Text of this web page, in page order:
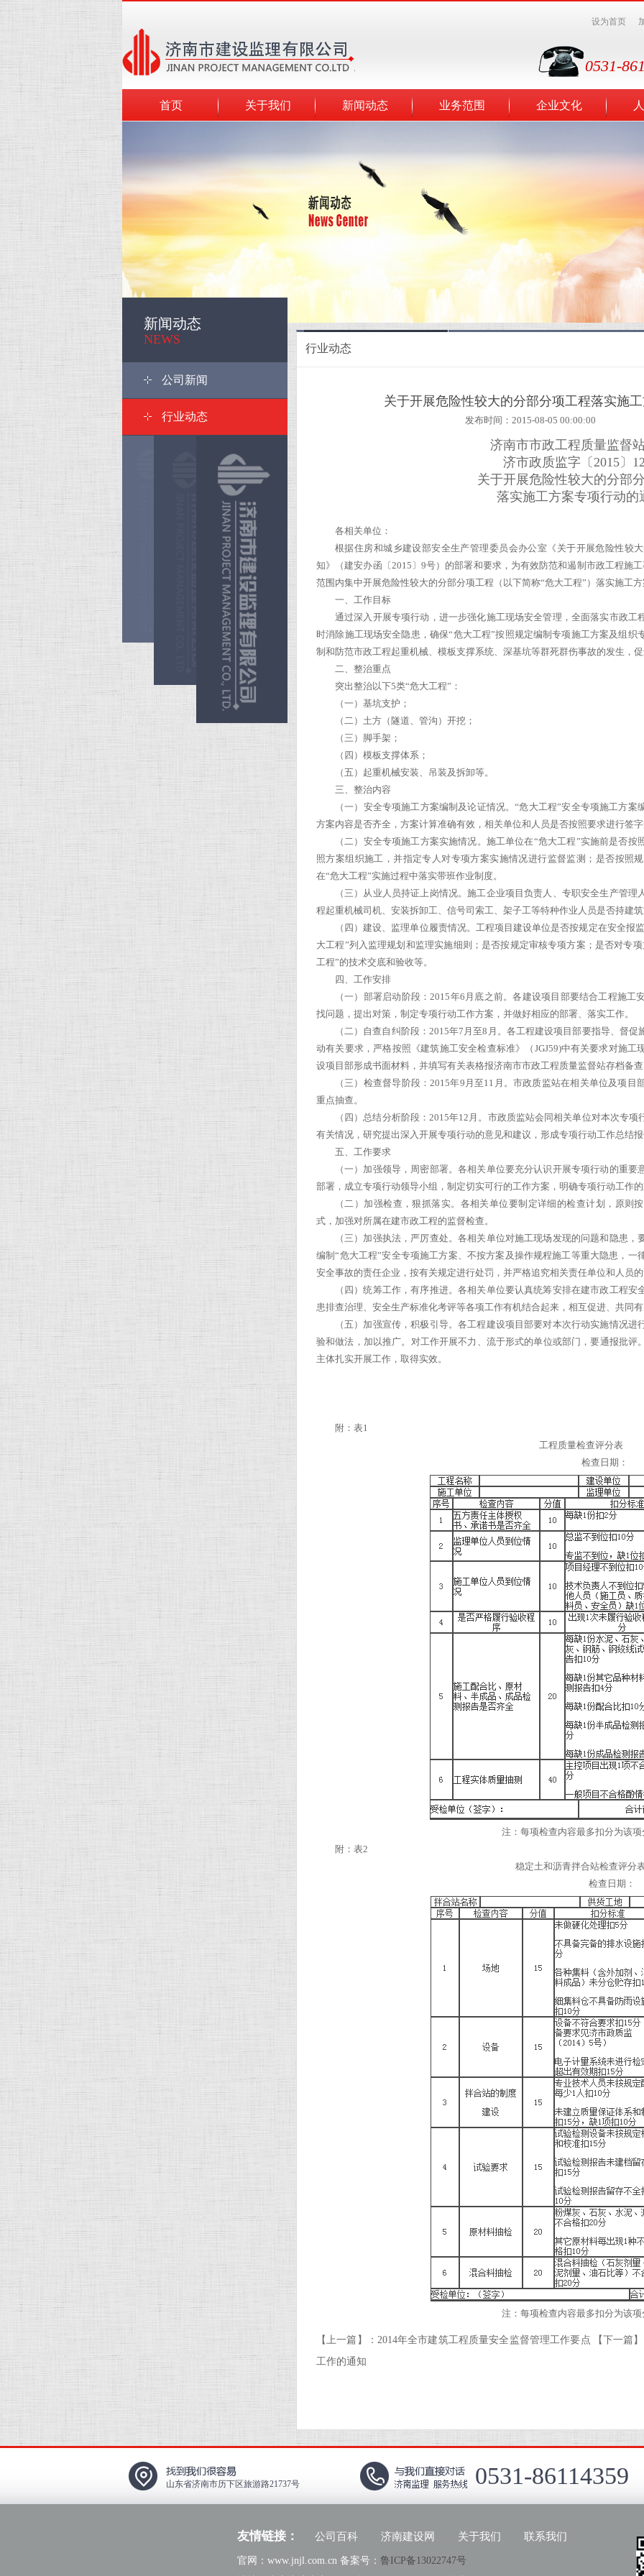
设为首页
0531-
首页 关于我们 新闻动态 业务范围 企业文化
新闻动态
NEWS
公司新闻
行业动态
行业动态
关于开展危险性较大的分部分项工程落实施
发布时间：2015-08-05 00:00:00
济南市市政工程质量监督
济市政质监字〔2015〕
关于开展危险性较大的分部
落实施工方案专项行动的
各相关单位：
根据住房和城乡建设部安全生产管理委员会办公室《关于开展危险性较
知》（建安办函〔2015〕9号）的部署和要求，为有效防范和遏制市政工程施
范围内集中开展危险性较大的分部分项工程（以下简称“危大工程”）落实施工
一、工作目标
通过深入开展专项行动，进一步强化施工现场安全管理，全面落实市政工
时消除施工现场安全隐患，确保“危大工程”按照规定编制专项施工方案及组
制和防范市政工程起重机械、模板支撑系统、深基坑等群死群伤事故的发生，
二、整治重点
突出整治以下5类“危大工程”：
（一）基坑支护；
（二）土方（隧道、管沟）开挖；
（三）脚手架；
（四）模板支撑体系；
（五）起重机械安装、吊装及拆卸等。
三、整治内容
（一）安全专项施工方案编制及论证情况。“危大工程”安全专项施工方
方案内容是否齐全，方案计算准确有效，相关单位和人员是否按照要求进行签
（二）安全专项施工方案实施情况。施工单位在“危大工程”实施前是否
照方案组织施工，并指定专人对专项方案实施情况进行监督监测；是否按照
在“危大工程”实施过程中落实带班作业制度。
（三）从业人员持证上岗情况。施工企业项目负责人、专职安全生产管
程起重机械司机、安装拆卸工、信号司索工、架子工等特种作业人员是否持建
（四）建设、监理单位履责情况。工程项目建设单位是否按规定在安全报
大工程”列入监理规划和监理实施细则；是否按规定审核专项方案；是否对专
工程”的技术交底和验收等。
四、工作安排
（一）部署启动阶段：2015年6月底之前。各建设项目部要结合工程施
找问题，提出对策，制定专项行动工作方案，并做好相应的部署、落实工作。
（二）自查自纠阶段：2015年7月至8月。各工程建设项目部要指导、督
动有关要求，严格按照《建筑施工安全检查标准》（JGJ59)中有关要求对施
设项目部形成书面材料，并填写有关表格报济南市市政工程质量监督站存档备
（三）检查督导阶段：2015年9月至11月。市政质监站在相关单位及项
重点抽查。
（四）总结分析阶段：2015年12月。市政质监站会同相关单位对本次专
有关情况，研究提出深入开展专项行动的意见和建议，形成专项行动工作总结
五、工作要求
（一）加强领导，周密部署。各相关单位要充分认识开展专项行动的重
部署，成立专项行动领导小组，制定切实可行的工作方案，明确专项行动工作
（二）加强检查，狠抓落实。各相关单位要制定详细的检查计划，原则
式，加强对所属在建市政工程的监督检查。
（三）加强执法，严厉查处。各相关单位对施工现场发现的问题和隐患
编制“危大工程”安全专项施工方案、不按方案及操作规程施工等重大隐患，
安全事故的责任企业，按有关规定进行处罚，并严格追究相关责任单位和人员
（四）统筹工作，有序推进。各相关单位要认真统筹安排在建市政工程
患排查治理、安全生产标准化考评等各项工作有机结合起来，相互促进、共同
（五）加强宣传，积极引导。各工程建设项目部要对本次行动实施情况
验和做法，加以推广。对工作开展不力、流于形式的单位或部门，要通报批评
主体扎实开展工作，取得实效。
附：表1
工程质量检查评分表
检查日期：
注：每项检查内容最多扣分为该项
附：表2
稳定土和沥青拌合站检查评分
检查日期：
注：每项检查内容最多扣分为该项
【上一篇】： 2014年全市建筑工程质量安全监督管理工作要点
【下一篇
工作的通知
山东省济南市历下区旅游路21737号 0531-86114359
友情链接： 公司百科 济南建设网 关于我们 联系我们
官网：www.jnjl.com.cn 备案号： 鲁ICP备13022747号